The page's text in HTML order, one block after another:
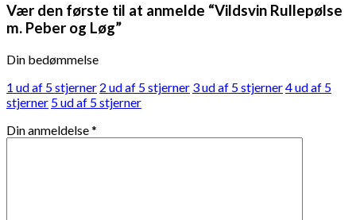
Vær den første til at anmelde “Vildsvin Rullepølse
m. Peber og Løg”
Din bedømmelse
1 ud af 5 stjerner 2 ud af 5 stjerner 3 ud af 5 stjerner4 ud af 5
stjerner 5 ud af 5 stjerner
Din anmeldelse*